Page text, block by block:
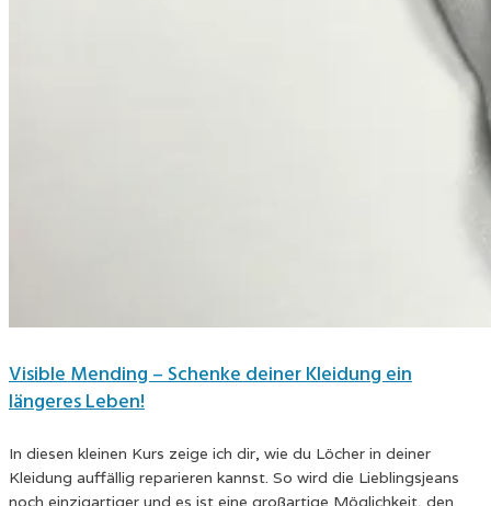
Visible Mending – Schenke deiner Kleidung ein
längeres Leben!
In diesen kleinen Kurs zeige ich dir, wie du Löcher in deiner
Kleidung auffällig reparieren kannst. So wird die Lieblingsjeans
noch einzigartiger und es ist eine großartige Möglichkeit, den